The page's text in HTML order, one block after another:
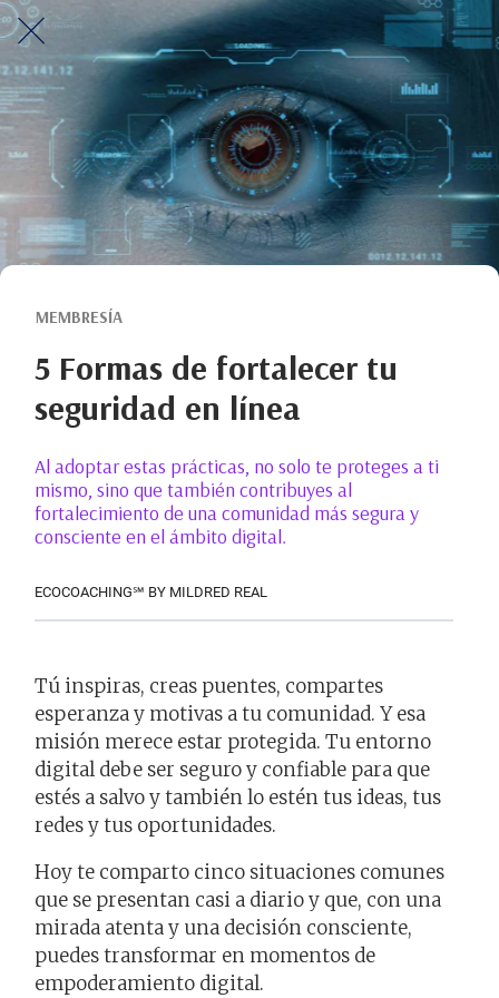
MEMBRESÍA
5 Formas de fortalecer tu
seguridad en línea
Al adoptar estas prácticas, no solo te proteges a ti
mismo, sino que también contribuyes al
fortalecimiento de una comunidad más segura y
consciente en el ámbito digital.​
ECOCOACHING℠ BY MILDRED REAL
Tú inspiras, creas puentes, compartes
esperanza y motivas a tu comunidad. Y esa
misión merece estar protegida. Tu entorno
digital debe ser seguro y confiable para que
estés a salvo y también lo estén tus ideas, tus
redes y tus oportunidades.
Hoy te comparto cinco situaciones comunes
que se presentan casi a diario y que, con una
mirada atenta y una decisión consciente,
puedes transformar en momentos de
empoderamiento digital.